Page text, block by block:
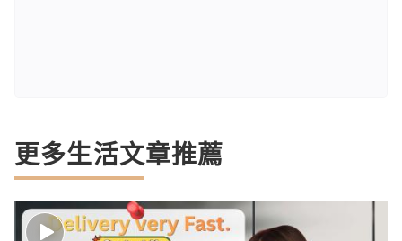
更多生活文章推薦